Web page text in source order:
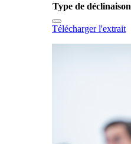
Type de déclinaison
Télécharger l'extrait